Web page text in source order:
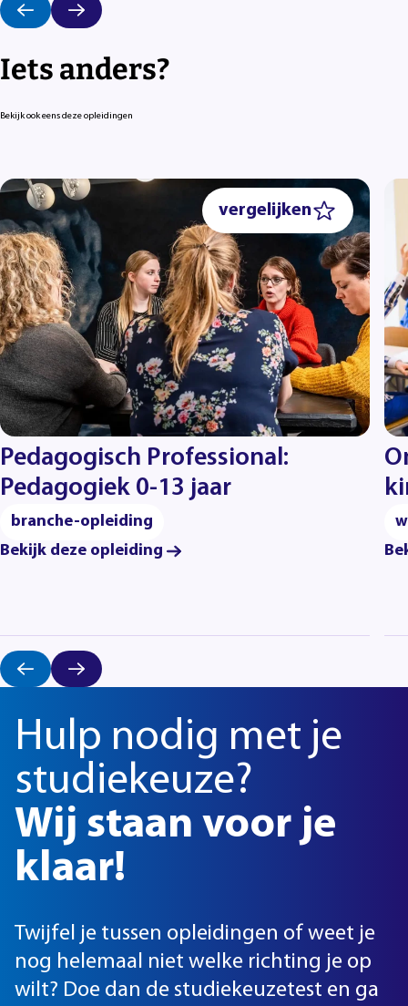
Iets anders?
Bekijk ook eens deze opleidingen
vergelijken
Pedagogisch Professional:
Pedagogiek 0-13 jaar
branche-opleiding
Bekijk deze opleiding
Hulp nodig met je
studiekeuze?
Wij staan voor je
klaar!
Twijfel je tussen opleidingen of weet je
nog helemaal niet welke richting je op
wilt? Doe dan de studiekeuzetest en ga